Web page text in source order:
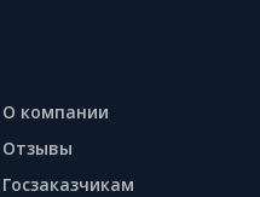
О компании
Отзывы
Госзаказчикам